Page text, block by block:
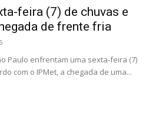
feira (7) de chuvas e
de frente fria
Paulo enfrentam uma sexta-feira (7)
com o IPMet, a chegada de uma...